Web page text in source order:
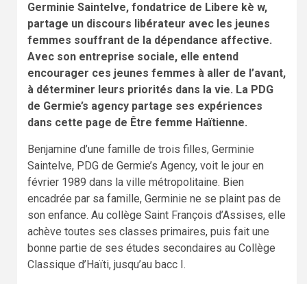
Germinie Saintelve, fondatrice de Libere kè w,
partage un discours libérateur avec les jeunes
femmes souffrant de la dépendance affective.
Avec son entreprise sociale, elle entend
encourager ces jeunes femmes à aller de l’avant,
à déterminer leurs priorités dans la vie. La PDG
de Germie’s agency partage ses expériences
dans cette page de Être femme Haïtienne.
Benjamine d’une famille de trois filles, Germinie
Saintelve, PDG de Germie’s Agency, voit le jour en
février 1989 dans la ville métropolitaine. Bien
encadrée par sa famille, Germinie ne se plaint pas de
son enfance. Au collège Saint François d’Assises, elle
achève toutes ses classes primaires, puis fait une
bonne partie de ses études secondaires au Collège
Classique d’Haïti, jusqu’au bacc I.